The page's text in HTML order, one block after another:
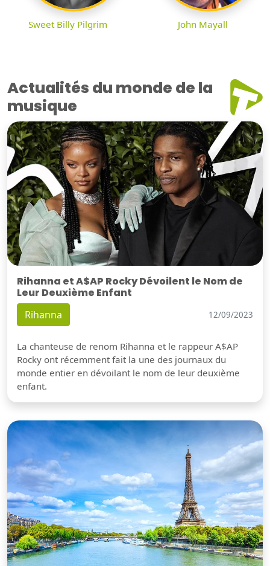
Sweet Billy Pilgrim John Mayall
Actualités du monde de la
musique
Rihanna et A$AP Rocky Dévoilent le Nom de
Leur Deuxième Enfant
Rihanna 12/09/2023
La chanteuse de renom Rihanna et le rappeur A$AP
Rocky ont récemment fait la une des journaux du
monde entier en dévoilant le nom de leur deuxième
enfant.